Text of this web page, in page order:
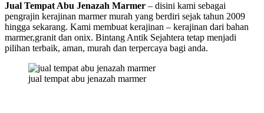
Jual Tempat Abu Jenazah Marmer – disini kami sebagai
pengrajin kerajinan marmer murah yang berdiri sejak tahun 2009
hingga sekarang. Kami membuat kerajinan – kerajinan dari bahan
marmer,granit dan onix. Bintang Antik Sejahtera tetap menjadi
pilihan terbaik, aman, murah dan terpercaya bagi anda.
jual tempat abu jenazah marmer